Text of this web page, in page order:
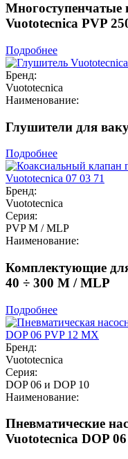
Многоступенчатые
Vuototecnica PVP
Подробнее
Бренд:
Vuototecnica
Наименование:
Глушители для
Подробнее
Бренд:
Vuototecnica
Серия:
PVP M / MLP
Наименование:
Комплектующие
40 ÷ 300 M / MLP
Подробнее
Бренд:
Vuototecnica
Серия:
DOP 06 и DOP 10
Наименование:
Пневматические
Vuototecnica DOP